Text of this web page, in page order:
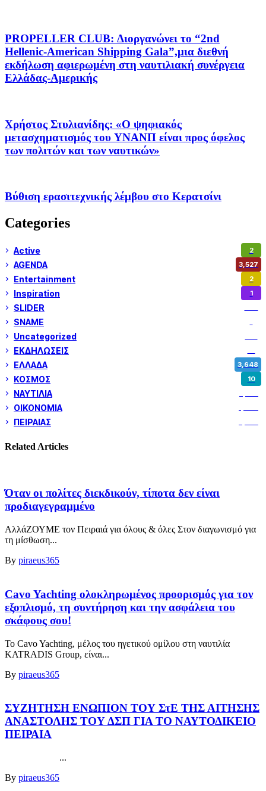
PROPELLER CLUB: Διοργανώνει το “2nd
Hellenic-American Shipping Gala”,μια διεθνή
εκδήλωση αφιερωμένη στη ναυτιλιακή συνέργεια
Ελλάδας-Αμερικής
Χρήστος Στυλιανίδης: «Ο ψηφιακός
μετασχηματισμός του YΝΑΝΠ είναι προς όφελος
των πολιτών και των ναυτικών»
Βύθιση ερασιτεχνικής λέμβου στο Κερατσίνι
Categories
Active 2
AGENDA 3,527
Entertainment 2
Inspiration 1
SLIDER
SNAME
Uncategorized
ΕΚΔΗΛΩΣΕΙΣ
ΕΛΛΑΔΑ 3,648
ΚΟΣΜΟΣ 10
ΝΑΥΤΙΛΙΑ
ΟΙΚΟΝΟΜΙΑ
ΠΕΙΡΑΙΑΣ
Related Articles
Όταν οι πολίτες διεκδικούν, τίποτα δεν είναι
προδιαγεγραμμένο
ΑλλάΖΟΥΜΕ τον Πειραιά για όλους & όλες Στον διαγωνισμό για
τη μίσθωση...
By piraeus365
Cavo Yachting ολοκληρωμένος προορισμός για τον
εξοπλισμό, τη συντήρηση και την ασφάλεια του
σκάφους σου!
Το Cavo Yachting, μέλος του ηγετικού ομίλου στη ναυτιλία
KATRADIS Group, είναι...
By piraeus365
ΣΥΖΗΤΗΣΗ ΕΝΩΠΙΟΝ ΤΟΥ ΣτΕ ΤΗΣ ΑΙΤΗΣΗΣ
ΑΝΑΣΤΟΛΗΣ ΤΟΥ ΔΣΠ ΓΙΑ ΤΟ ΝΑΥΤΟΔΙΚΕΙΟ
ΠΕΙΡΑΙΑ
...
By piraeus365